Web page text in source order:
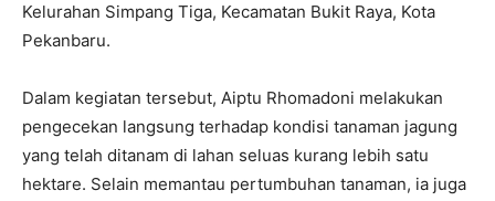
Kelurahan Simpang Tiga, Kecamatan Bukit Raya, Kota
Pekanbaru.
Dalam kegiatan tersebut, Aiptu Rhomadoni melakukan
pengecekan langsung terhadap kondisi tanaman jagung
yang telah ditanam di lahan seluas kurang lebih satu
hektare. Selain memantau pertumbuhan tanaman, ia juga